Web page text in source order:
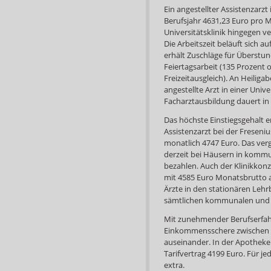
Ein angestellter
Berufsjahr 4631,23 Euro pro
Universitätsklinik hingegen
Die Arbeitszeit beläuft sich
erhält Zuschläge für
Feiertagsarbeit (135 Prozent
Freizeitausgleich). An
angestellte Arzt in einer
Facharztausbildung dauert in
Das höchste Einstiegsgehalt
Assistenzarzt bei der
monatlich 4747 Euro. Das
derzeit bei Häusern in
bezahlen. Auch der
mit 4585 Euro Monatsbrutto
Ärzte in den stationären
sämtlichen kommunalen
Mit zunehmender
Einkommensschere
auseinander. In der
Tarifvertrag 4199 Euro. Für
extra.